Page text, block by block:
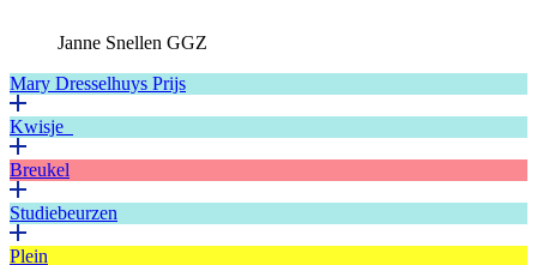
Janne Snellen GGZ
Mary Dresselhuys Prijs
Kwisje
Breukel
Studiebeurzen
Plein